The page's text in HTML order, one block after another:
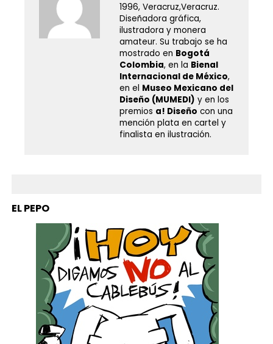
1996, Veracruz,Veracruz.
Diseñadora gráfica,
ilustradora y monera
amateur. Su trabajo se ha
mostrado en Bogotá
Colombia, en la Bienal
Internacional de México,
en el Museo Mexicano del
Diseño (MUMEDI) y en los
premios a! Diseño con una
mención plata en cartel y
finalista en ilustración.
EL PEPO